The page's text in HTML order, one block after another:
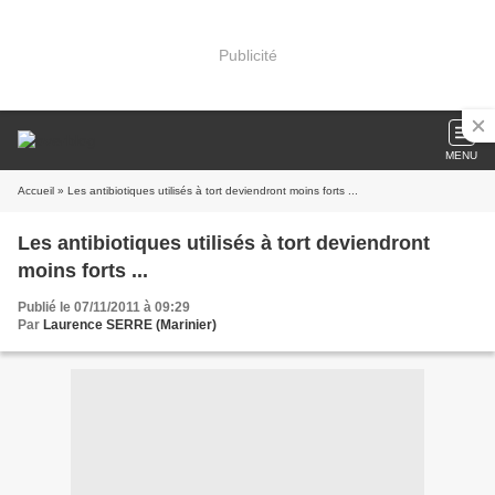
Publicité
MENU
Accueil » Les antibiotiques utilisés à tort deviendront moins forts ...
Les antibiotiques utilisés à tort deviendront
moins forts ...
Publié le 07/11/2011 à 09:29
Par Laurence SERRE (Marinier)